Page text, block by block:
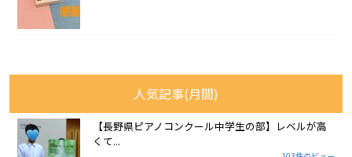
人気記事(月間)
【長野県ピアノコンクール中学生の部】レベルが高
くて...